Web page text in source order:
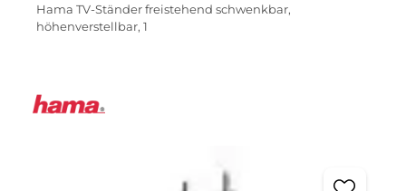
Hama TV-Ständer freistehend schwenkbar,
höhenverstellbar, 1